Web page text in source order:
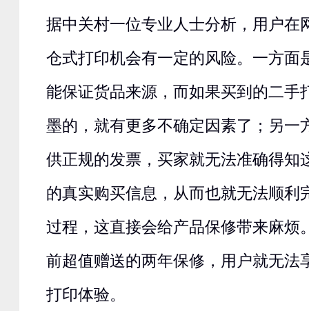
据中关村一位专业人士分析，用户在
仓式打印机会有一定的风险。一方面
能保证货品来源，而如果买到的二手
墨的，就有更多不确定因素了；另一
供正规的发票，买家就无法准确得知
的真实购买信息，从而也就无法顺利
过程，这直接会给产品保修带来麻烦
前超值赠送的两年保修，用户就无法
打印体验。